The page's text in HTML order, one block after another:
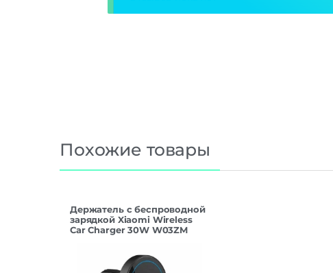
Похожие товары
Держатель с беспроводной
зарядкой Xiaomi Wireless
Car Charger 30W W03ZM